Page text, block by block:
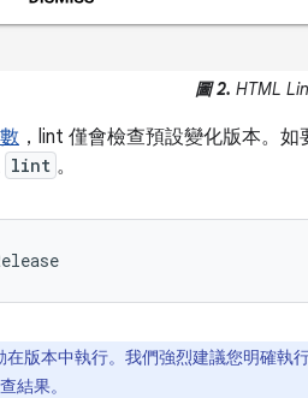
圖 2. HTML
，lint 僅會檢查預設變化版本。
lint 。
在版本中執行。我們強烈建議您明確執
結果。